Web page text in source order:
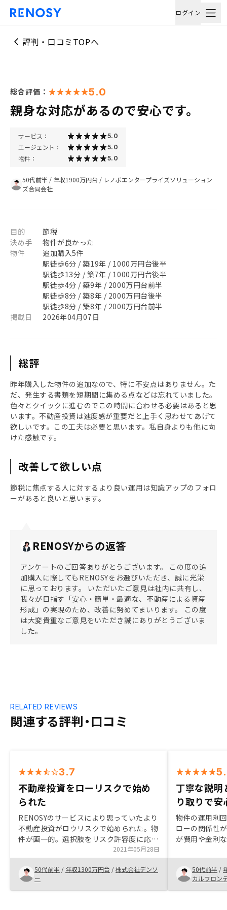
ログイン
評判・口コミTOPへ
総合評価： 5.0
親身な対応があるので安心です。
サービス： 5.0
エージェント： 5.0
物件： 5.0
50代前半 / 年収1900万円台 / レノボエンタープライズソリューション
ズ合同会社
目的
節税
決め手
物件が良かった
物件
追加購入5件
駅徒歩6分 / 築19年 / 1000万円台後半
駅徒歩13分 / 築7年 / 1000万円台後半
駅徒歩4分 / 築9年 / 2000万円台前半
駅徒歩8分 / 築8年 / 2000万円台後半
駅徒歩8分 / 築8年 / 2000万円台前半
掲載日
2026年04月07日
総評
昨年購入した物件の追加なので、特に不安点はありません。た
だ、発生する書類を短期間に集める点などは忘れていました。
色々とクイックに進むのでこの時間に合わせる必要はあると思
います。不動産投資は速度感が重要だと上手く思わせてあげて
欲しいです。この工夫は必要と思います。私自身よりも他に向
けた感触です。
改善して欲しい点
節税に焦点する人に対するより良い運用は知識アップのフォロ
ーがあると良いと思います。
RENOSYからの返答
アンケートのご回答ありがとうございます。 この度の追
加購入に際してもRENOSYをお選びいただき、誠に光栄
に思っております。 いただいたご意見は社内に共有し、
我々が目指す「安心・簡単・最適な、不動産による資産
形成」の実現のため、改善に努めてまいります。 この度
は大変貴重なご意見をいただき誠にありがとうございま
した。
関連する評判・口コミ
RELATED REVIEWS
3.7
不動産投資をローリスクで始め
られた
RENOSYのサービスにより思っていたより
不動産投資がロウリスクで始められた。物
件が画一的。選択肢をリスク許容度に応じ
2021年05月28日
50代前半 / 年収1300万円台 /株式会社デンソ
ー
丁寧な説明
り取りで安
物件の運用利
ローの関係性
が費用や金利
討することが
とりもスピー
様によるサポ
安心感があっ
50代前半 /
カルフロン